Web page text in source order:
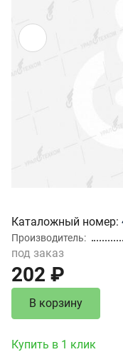
Каталожный номер
Производитель
под заказ
202 ₽
В корзину
Купить в 1 клик